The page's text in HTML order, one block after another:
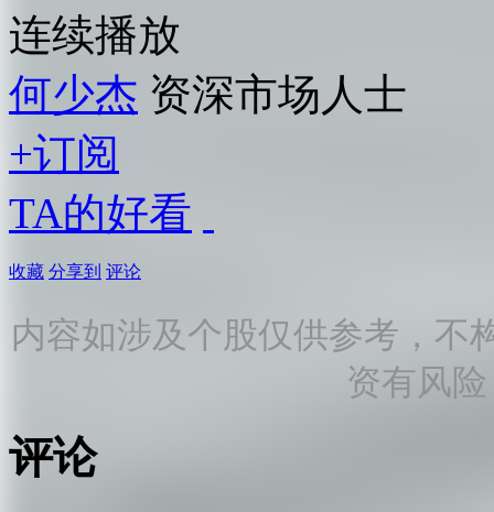
连续播放
何少杰 资深市场人士
+订阅
TA的好看
收藏 分享到 评论
内容如涉及个股仅供参考，不
资有风
评论